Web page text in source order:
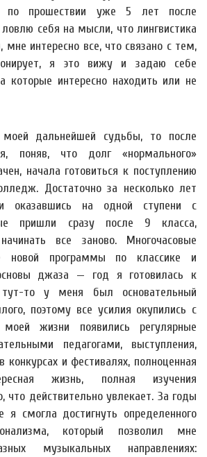
по прошествии уже 5 лет после
ловлю себя на мысли, что лингвистика
мне интересно все, что связано с тем,
я это вижу и задаю себе
которые интересно находить или не
дальнейшей судьбы, то после
поняв, что долг «нормального»
начала готовиться к поступлению
Достаточно за несколько лет
оказавшись на одной ступени с
пришли сразу после 9 класса,
все заново. Многочасовые
новой программы по классике и
джаза — год я готовилась к
то у меня был основательный
поэтому все усилия окупились с
жизни появились регулярные
педагогами, выступления,
конкурсах и фестивалях, полноценная
жизнь, полная изучения
что действительно увлекает. За годы
смогла достигнуть определенного
который позволил мне
музыкальных направлениях: